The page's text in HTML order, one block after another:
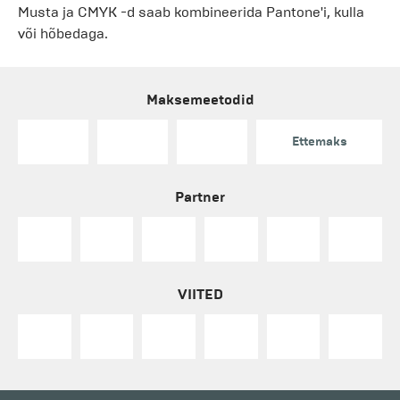
Musta ja CMYK -d saab kombineerida Pantone'i, kulla
või hõbedaga.
Maksemeetodid
Ettemaks
Partner
VIITED